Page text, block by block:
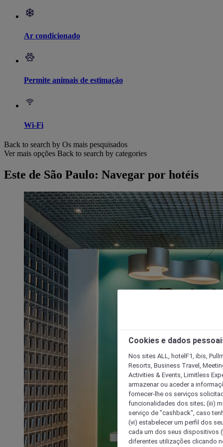
Ar condicionado
Permite animais de estimação
Wi-Fi
Back to search by Os mais pesquisados
Ver mais opções Back to search by categories
Este de São Paulo: Navegar por hotéis
Cookies e dados
Nos sites ALL, hotelF1, ibis,
Resorts, Business Travel,
Activities & Events, Limitless
armazenar ou aceder a
fornecer-lhe os serviços
funcionalidades dos sites; (iii)
serviço de "cashback", caso
(vi) estabelecer um perfil dos
cada um dos seus dispositivos
diferentes utilizações clicando